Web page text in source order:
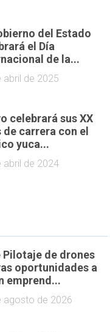
del Estado
el Día
de la...
abril de 2025
celebrará sus XX
de carrera con el
yuca...
abril de 2024
Pilotaje de drones
oportunidades a
emprend...
agosto de 2026